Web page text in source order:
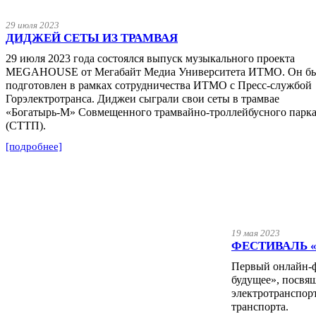
29 июля 2023
ДИДЖЕЙ СЕТЫ ИЗ ТРАМВАЯ
29 июля 2023 года состоялся выпуск музыкального проекта
MEGAHOUSE от Мегабайт Медиа Университета ИТМО. Он
подготовлен в рамках сотрудничества ИТМО с Пресс-службой
Горэлектротранса. Диджеи сыграли свои сеты в трамвае
«Богатырь-М» Совмещенного трамвайно-троллейбусного парка
(СТТП).
[подробнее]
19 мая 2023
ФЕСТИВАЛЬ
Первый онлайн-
будущее»,
транспорта.